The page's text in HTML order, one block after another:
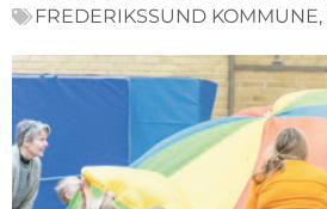
FREDERIKSSUND KOMMUNE,